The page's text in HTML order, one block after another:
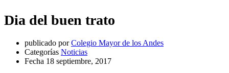
Dia del buen trato
publicado por Colegio Mayor de los Andes
Categorías Noticias
Fecha 18 septiembre, 2017